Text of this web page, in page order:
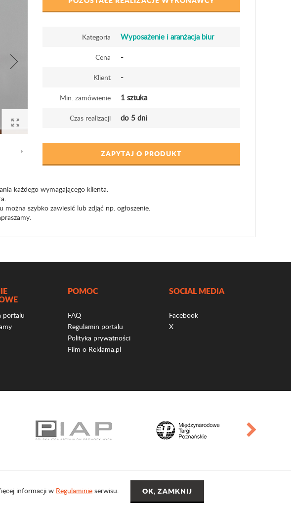
Kategoria Wyposażenie i aranżacja biur
Cena -
Klient -
Min. zamówienie 1 sztuka
Czas realizacji do 5 dni
ZAPYTAJ O PRODUKT
każdego wymagającego klienta.
szybko zawiesić lub zdjąć np. ogłoszenie.
portalu
POMOC
FAQ
Regulamin portalu
Polityka prywatności
Film o Reklama.pl
SOCIAL MEDIA
Facebook
X
informacji w Regulaminie serwisu.